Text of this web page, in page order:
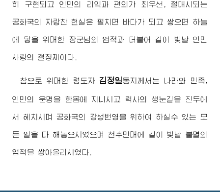
히 구현되고 인민의 리익과 편의가 최우선, 절대시되는
공화국의 자랑찬 현실은 펼치면 바다가 되고 쌓으면 하늘
에 닿을 위대한 장군님 의 업적과 더불어 길이 빛날 인민
사랑의 결정체이다.
참으로 위대한 령도자 김정일동지 께서는 나라와 민족,
인민의 운명을 한몸에 지니시고 력사의 생눈길을 진두에
서 헤치시며 공화국의 강성번영을 위하여 하실수 있는 모
든 일을 다 해놓으시였으며 천추만대에 길이 빛날 불멸의
업적을 쌓아올리시였다.